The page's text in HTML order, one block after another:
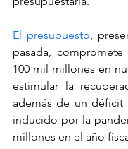
El presupuesto ,
pasada,
100 mil millones en
estimular la
además de un déficit
inducido por la
millones en el año